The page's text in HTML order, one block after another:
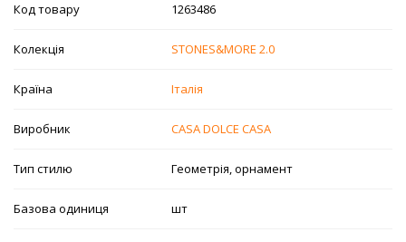
Код товару 1263486
Колекція STONES&MORE 2.0
Країна Італія
Виробник CASA DOLCE CASA
Тип стилю Геометрія, орнамент
Базова одиниця шт